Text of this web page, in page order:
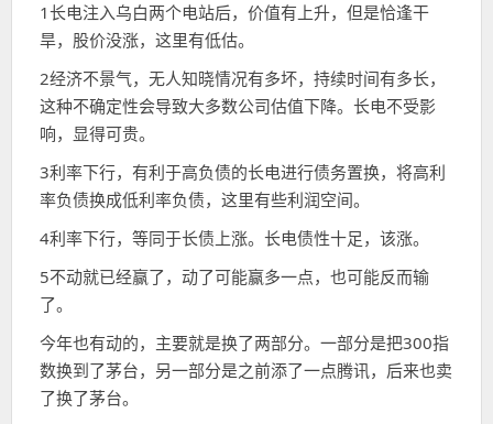
1长电注入乌白两个电站后，价值有上升，但是恰逢干
旱，股价没涨，这里有低估。
2经济不景气，无人知晓情况有多坏，持续时间有多长，
这种不确定性会导致大多数公司估值下降。长电不受影
响，显得可贵。
3利率下行，有利于高负债的长电进行债务置换，将高利
率负债换成低利率负债，这里有些利润空间。
4利率下行，等同于长债上涨。长电债性十足，该涨。
5不动就已经赢了，动了可能赢多一点，也可能反而输
了。
今年也有动的，主要就是换了两部分。一部分是把300指
数换到了茅台，另一部分是之前添了一点腾讯，后来也卖
了换了茅台。